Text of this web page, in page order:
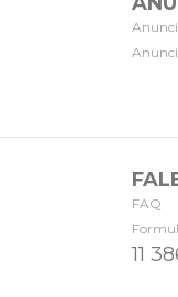
FAQ
11